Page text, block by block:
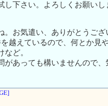
し下さい。よろしくお願いし
。お気遣い、ありがとうござ
越えているので、何とか見
ど。
があっても構いませんので